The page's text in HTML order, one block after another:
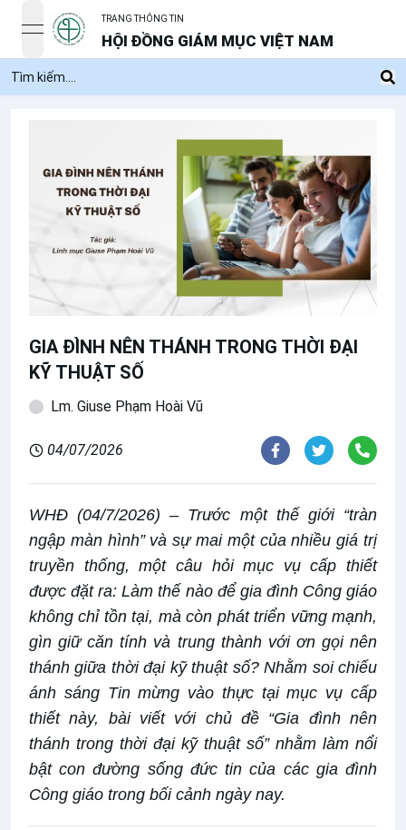
open navigation menu
TRANG THÔNG TIN
HỘI ĐỒNG GIÁM MỤC VIỆT NAM
GIA ĐÌNH NÊN THÁNH TRONG THỜI ĐẠI
KỸ THUẬT SỐ
Lm. Giuse Phạm Hoài Vũ
04/07/2026
WHĐ (04/7/2026) – Trước một thế giới “tràn
ngập màn hình” và sự mai một của nhiều giá trị
truyền thống, một câu hỏi mục vụ cấp thiết
được đặt ra: Làm thế nào để gia đình Công giáo
không chỉ tồn tại, mà còn phát triển vững mạnh,
gìn giữ căn tính và trung thành với ơn gọi nên
thánh giữa thời đại kỹ thuật số? Nhằm soi chiếu
ánh sáng Tin mừng vào thực tại mục vụ cấp
thiết này, bài viết với chủ đề “Gia đình nên
thánh trong thời đại kỹ thuật số” nhằm làm nổi
bật con đường sống đức tin của các gia đình
Công giáo trong bối cảnh ngày nay.